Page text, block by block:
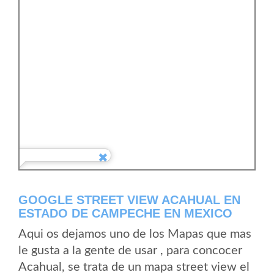
GOOGLE STREET VIEW ACAHUAL EN
ESTADO DE CAMPECHE EN MEXICO
Aqui os dejamos uno de los Mapas que mas
le gusta a la gente de usar , para concocer
Acahual, se trata de un mapa street view el